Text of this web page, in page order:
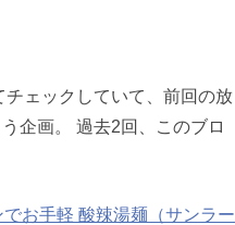
ェックしていて、前回の放
企画。 過去2回、このブロ
お手軽 酸辣湯麺（サンラー